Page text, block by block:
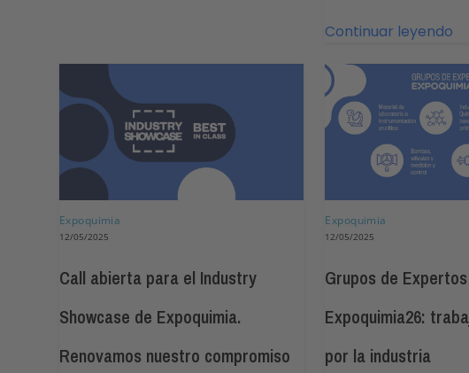
Continuar leyendo
Expoquimia
12/05/2025
Call abierta para el Industry
Showcase de Expoquimia.
Renovamos nuestro compromiso
Expoquimia
12/05/2025
Grupos de Expertos
Expoquimia26:
por la industria